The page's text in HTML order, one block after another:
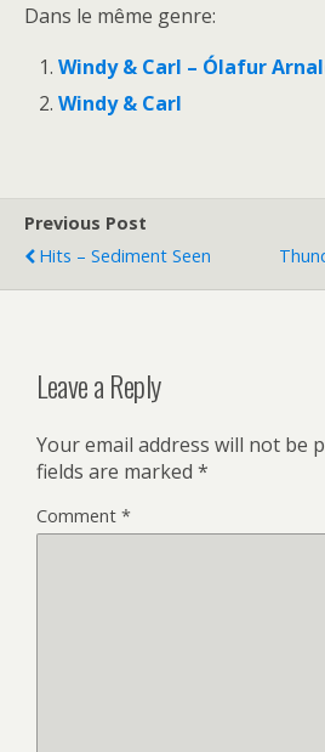
Dans le même genre:
Windy & Carl – Ólafur
Windy & Carl
Previous Post
Hits – Sediment Seen
Leave a Reply
Your email address will not be
fields are marked *
Comment *